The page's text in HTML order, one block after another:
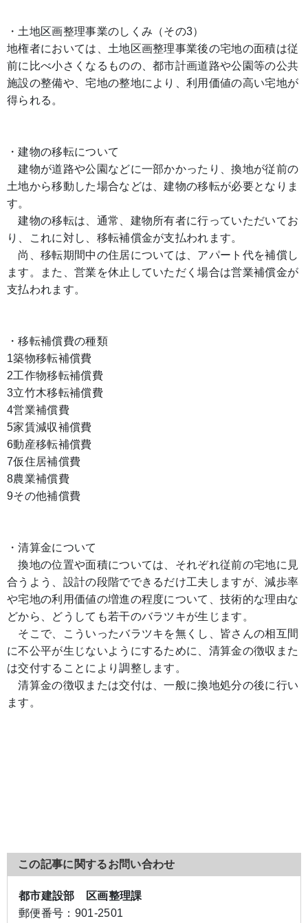
・土地区画整理事業のしくみ（その3）
地権者においては、土地区画整理事業後の宅地の面積は従
前に比べ小さくなるものの、都市計画道路や公園等の公共
施設の整備や、宅地の整地により、利用価値の高い宅地が
得られる。
・建物の移転について
建物が道路や公園などに一部かかったり、換地が従前の
土地から移動した場合などは、建物の移転が必要となりま
す。
建物の移転は、通常、建物所有者に行っていただいてお
り、これに対し、移転補償金が支払われます。
尚、移転期間中の住居については、アパート代を補償し
ます。また、営業を休止していただく場合は営業補償金が
支払われます。
・移転補償費の種類
1築物移転補償費
2工作物移転補償費
3立竹木移転補償費
4営業補償費
5家賃減収補償費
6動産移転補償費
7仮住居補償費
8農業補償費
9その他補償費
・清算金について
換地の位置や面積については、それぞれ従前の宅地に見
合うよう、設計の段階でできるだけ工夫しますが、減歩率
や宅地の利用価値の増進の程度について、技術的な理由な
どから、どうしても若干のバラツキが生じます。
そこで、こういったバラツキを無くし、皆さんの相互間
に不公平が生じないようにするために、清算金の徴収また
は交付することにより調整します。
清算金の徴収または交付は、一般に換地処分の後に行い
ます。
この記事に関するお問い合わせ
都市建設部 区画整理課
郵便番号： 901-2501